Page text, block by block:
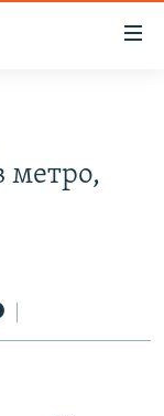
метро,